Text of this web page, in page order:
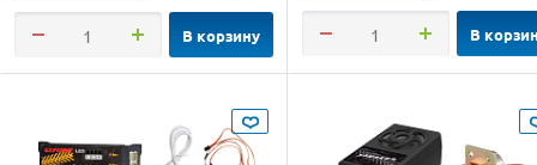
В корзину В